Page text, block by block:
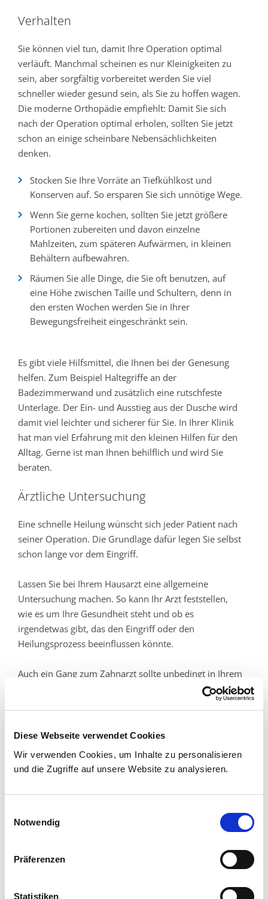
Diese Webseite verwendet Cookies
Wir verwenden Cookies, um Inhalte zu personalisieren
und die Zugriffe auf unsere Website zu analysieren.
Notwendig
Präferenzen
Statistiken
Verhalten
Sie können viel tun, damit Ihre Operation optimal
verläuft. Manchmal scheinen es nur Kleinigkeiten zu
sein, aber sorgfältig vorbereitet werden Sie viel
schneller wieder gesund sein, als Sie zu hoffen wagen.
Die moderne Orthopädie empfiehlt: Damit Sie sich
nach der Operation optimal erholen, sollten Sie jetzt
schon an einige scheinbare Nebensächlichkeiten
denken.
Stocken Sie Ihre Vorräte an Tiefkühlkost und
Konserven auf. So ersparen Sie sich unnötige Wege.
Wenn Sie gerne kochen, sollten Sie jetzt größere
Portionen zubereiten und davon einzelne
Mahlzeiten, zum späteren Aufwärmen, in kleinen
Behältern aufbewahren.
Räumen Sie alle Dinge, die Sie oft benutzen, auf
eine Höhe zwischen Taille und Schultern, denn in
den ersten Wochen werden Sie in Ihrer
Bewegungsfreiheit eingeschränkt sein.
Es gibt viele Hilfsmittel, die Ihnen bei der Genesung
helfen. Zum Beispiel Haltegriffe an der
Badezimmerwand und zusätzlich eine rutschfeste
Unterlage. Der Ein- und Ausstieg aus der Dusche wird
damit viel leichter und sicherer für Sie. In Ihrer Klinik
hat man viel Erfahrung mit den kleinen Hilfen für den
Alltag. Gerne ist man Ihnen behilflich und wird Sie
beraten.
Ärztliche Untersuchung
Eine schnelle Heilung wünscht sich jeder Patient nach
seiner Operation. Die Grundlage dafür legen Sie selbst
schon lange vor dem Eingriff.
Lassen Sie bei Ihrem Hausarzt eine allgemeine
Untersuchung machen. So kann Ihr Arzt feststellen,
wie es um Ihre Gesundheit steht und ob es
irgendetwas gibt, das den Eingriff oder den
Heilungsprozess beeinflussen könnte.
Auch ein Gang zum Zahnarzt sollte unbedingt in Ihrem
Kalender stehen, um etwaige Infektionsquellen
Vorgespräch
Je mehr Sie ü̈ber den Eingriff wissen, umso
entspannter werden Sie sein. Das Gespräch mit dem
Ihren Aufenthalt.